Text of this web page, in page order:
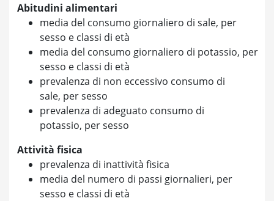
Abitudini alimentari
media del consumo giornaliero di sale, per
sesso e classi di età
media del consumo giornaliero di potassio, per
sesso e classi di età
prevalenza di non eccessivo consumo di
sale, per sesso
prevalenza di adeguato consumo di
potassio, per sesso
Attività fisica
prevalenza di inattività fisica
media del numero di passi giornalieri, per
sesso e classi di età